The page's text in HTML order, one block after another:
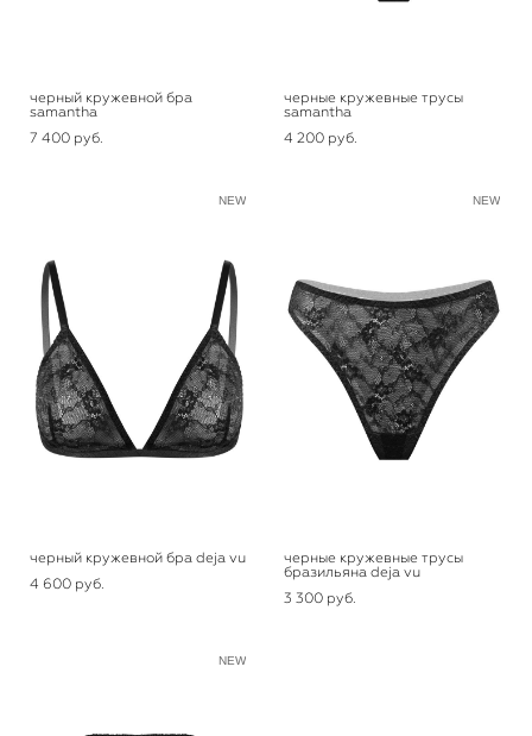
черный кружевной бра
samantha
7 400 pуб.
черные кружевные трусы
samantha
4 200 pуб.
NEW
черный кружевной бра deja vu
4 600 pуб.
NEW
черные кружевные трусы
бразильяна deja vu
3 300 pуб.
NEW